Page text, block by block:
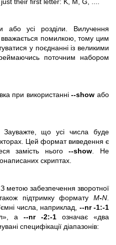
або усі розділи. Вилучення
вважається помилкою, тому цим
у поєднанні із великими
поточним набором
при використанні--show або
Зауважте, що усі числа буде
Цей формат виведення є
замість нього--show . Не
скриптах.
З метою забезпечення зворотної
підтримку формату M-N
числа, наприклад, --nr -1:-1
а --nr -2:-1 означає «два
специфікації діапазонів: